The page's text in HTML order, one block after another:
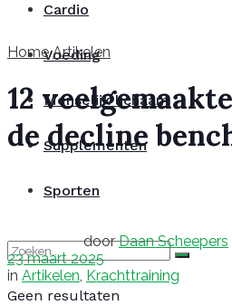
Cardio
Voeding
Menselijk lichaam
Supplementen
Sporten
Geen resultaten
Home Artikelen
12
de decline
door Daan Scheepers
23 maart 2025
in Artikelen, Krachttraining